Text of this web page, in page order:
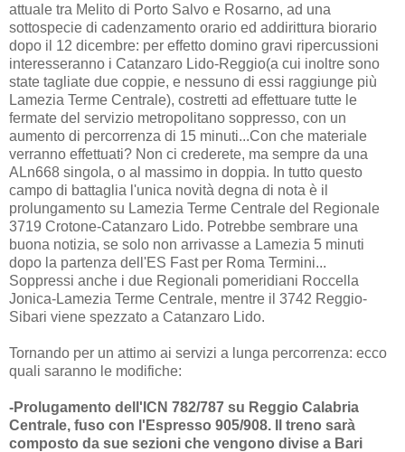
attuale tra Melito di Porto Salvo e Rosarno, ad una
sottospecie di cadenzamento orario ed addirittura biorario
dopo il 12 dicembre: per effetto domino gravi ripercussioni
interesseranno i Catanzaro Lido-Reggio(a cui inoltre sono
state tagliate due coppie, e nessuno di essi raggiunge più
Lamezia Terme Centrale), costretti ad effettuare tutte le
fermate del servizio metropolitano soppresso, con un
aumento di percorrenza di 15 minuti...Con che materiale
verranno effettuati? Non ci crederete, ma sempre da una
ALn668 singola, o al massimo in doppia. In tutto questo
campo di battaglia l'unica novità degna di nota è il
prolungamento su Lamezia Terme Centrale del Regionale
3719 Crotone-Catanzaro Lido. Potrebbe sembrare una
buona notizia, se solo non arrivasse a Lamezia 5 minuti
dopo la partenza dell'ES Fast per Roma Termini...
Soppressi anche i due Regionali pomeridiani Roccella
Jonica-Lamezia Terme Centrale, mentre il 3742 Reggio-
Sibari viene spezzato a Catanzaro Lido.
Tornando per un attimo ai servizi a lunga percorrenza: ecco
quali saranno le modifiche:
-Prolugamento dell'ICN 782/787 su Reggio Calabria
Centrale, fuso con l'Espresso 905/908. Il treno sarà
composto da sue sezioni che vengono divise a Bari